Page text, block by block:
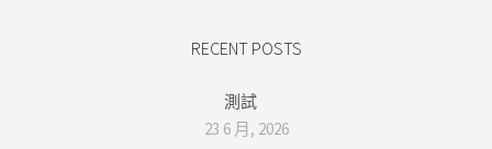
RECENT POSTS
測試
23 6 月, 2026